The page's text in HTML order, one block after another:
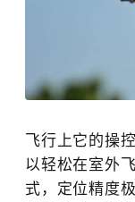
飞行上它的操
以轻松在室外
式，定位精度